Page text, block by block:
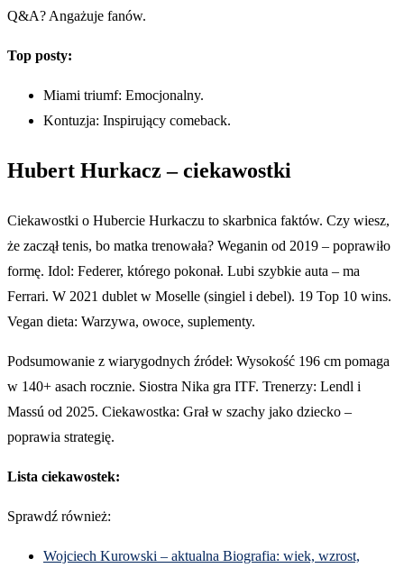
Q&A? Angażuje fanów.
Top posty:
Miami triumf: Emocjonalny.
Kontuzja: Inspirujący comeback.
Hubert Hurkacz – ciekawostki
Ciekawostki o Hubercie Hurkaczu to skarbnica faktów. Czy wiesz,
że zaczął tenis, bo matka trenowała? Weganin od 2019 – poprawiło
formę. Idol: Federer, którego pokonał. Lubi szybkie auta – ma
Ferrari. W 2021 dublet w Moselle (singiel i debel). 19 Top 10 wins.
Vegan dieta: Warzywa, owoce, suplementy.
Podsumowanie z wiarygodnych źródeł: Wysokość 196 cm pomaga
w 140+ asach rocznie. Siostra Nika gra ITF. Trenerzy: Lendl i
Massú od 2025. Ciekawostka: Grał w szachy jako dziecko –
poprawia strategię.
Lista ciekawostek:
Sprawdź również:
Wojciech Kurowski – aktualna Biografia: wiek, wzrost,